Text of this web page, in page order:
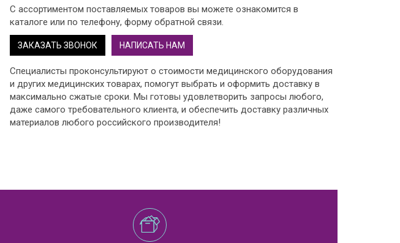
С ассортиментом поставляемых товаров вы можете ознакомится в
каталоге или по телефону, форму обратной связи.
ЗАКАЗАТЬ ЗВОНОК НАПИСАТЬ НАМ
Специалисты проконсультируют о стоимости медицинского оборудования
и других медицинских товарах, помогут выбрать и оформить доставку в
максимально сжатые сроки. Мы готовы удовлетворить запросы любого,
даже самого требовательного клиента, и обеспечить доставку различных
материалов любого российского производителя!